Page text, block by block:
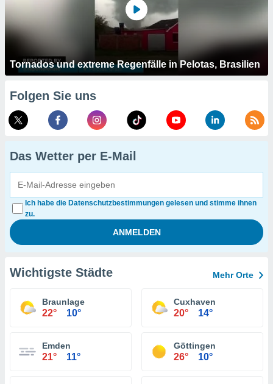
Tornados und extreme Regenfälle in Pelotas, Brasilien
Folgen Sie uns
Das Wetter per E-Mail
Ich habe die Datenschutzbestimmungen gelesen und stimme ihnen
zu.
Wichtigste Städte Mehr Orte
Braunlage
22° 10°
Cuxhaven
20° 14°
Emden
21° 11°
Göttingen
26° 10°